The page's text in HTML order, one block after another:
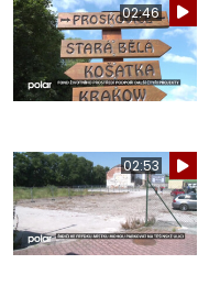
02:46
02:53